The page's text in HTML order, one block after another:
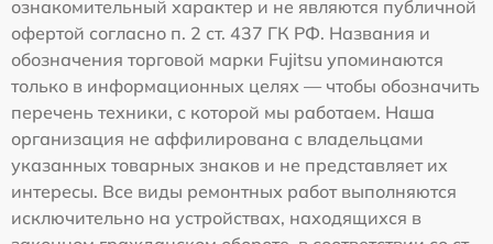
ознакомительный характер и не являются публичной
офертой согласно п. 2 ст. 437 ГК РФ. Названия и
обозначения торговой марки Fujitsu упоминаются
только в информационных целях — чтобы обозначить
перечень техники, с которой мы работаем. Наша
организация не аффилирована с владельцами
указанных товарных знаков и не представляет их
интересы. Все виды ремонтных работ выполняются
исключительно на устройствах, находящихся в